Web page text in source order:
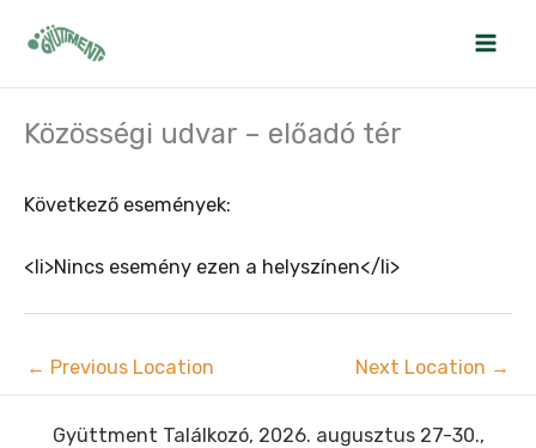
Közösségi udvar – előadó tér
Következő események:
<li>Nincs esemény ezen a helyszínen</li>
← Previous Location Next Location →
Gyüttment Találkozó, 2026. augusztus 27-30.,